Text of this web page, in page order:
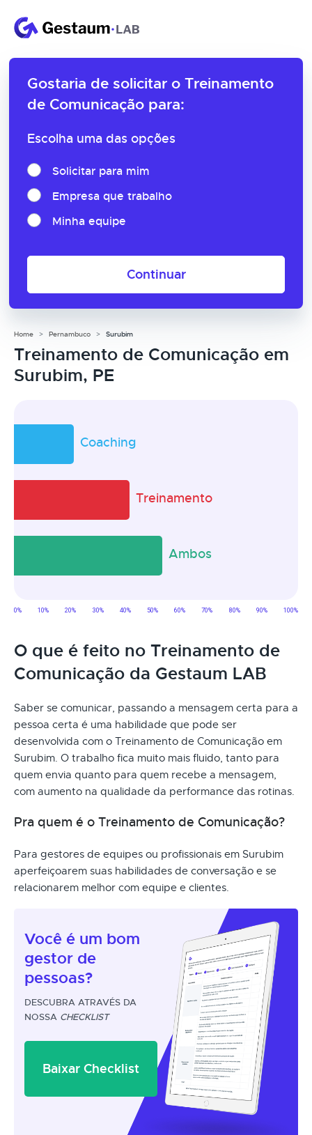
Gostaria de solicitar o Treinamento
de Comunicação para:
Escolha uma das opções
Solicitar para mim
Empresa que trabalho
Minha equipe
Continuar
Home Pernambuco Surubim
Treinamento de Comunicação em
Surubim, PE
O que é feito no Treinamento de
Comunicação da Gestaum LAB
Saber se comunicar, passando a mensagem certa para a
pessoa certa é uma habilidade que pode ser
desenvolvida com o Treinamento de Comunicação em
Surubim. O trabalho fica muito mais fluido, tanto para
quem envia quanto para quem recebe a mensagem,
com aumento na qualidade da performance das rotinas.
Pra quem é o Treinamento de Comunicação?
Para gestores de equipes ou profissionais em Surubim
aperfeiçoarem suas habilidades de conversação e se
relacionarem melhor com equipe e clientes.
Você é um bom
gestor de
pessoas?
DESCUBRA ATRAVÉS DA
NOSSA CHECKLIST
Baixar Checklist